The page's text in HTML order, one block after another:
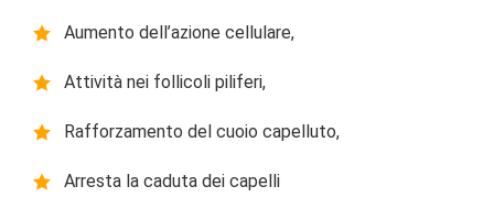
Aumento dell’azione cellulare,
Attività nei follicoli piliferi,
Rafforzamento del cuoio capelluto,
Arresta la caduta dei capelli